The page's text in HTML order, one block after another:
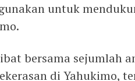
untuk
bersama sejumlah
di Yahukimo,